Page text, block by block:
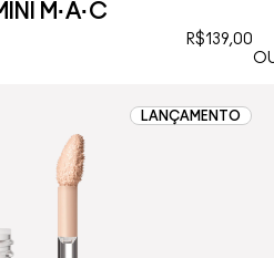
M·A·C
R$139,00
LANÇAMENTO